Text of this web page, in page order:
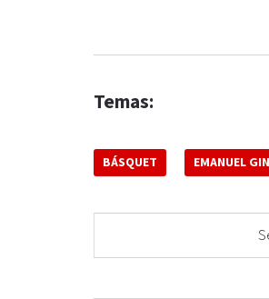
Temas:
BÁSQUET EMANUEL